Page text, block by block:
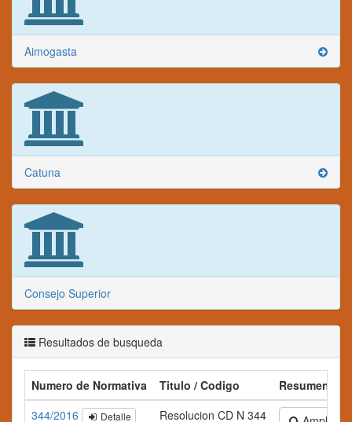
Aimogasta
Catuna
Consejo Superior
Resultados de busqueda
Numero de Normativa Titulo / Codigo
Resumen
344/2016
Detalle Resolucion CD N 344